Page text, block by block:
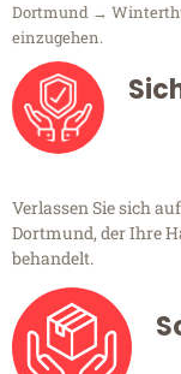
Dortmund →
einzugehen.
Verlassen Sie sich
Dortmund, der Ihre
behandelt.